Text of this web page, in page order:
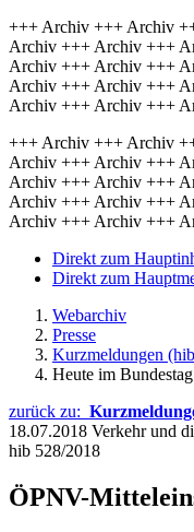
+++ Archiv +++ Archiv
Archiv +++ Archiv +++
Archiv +++ Archiv +++
Archiv +++ Archiv +++
Archiv +++ Archiv +++
+++ Archiv +++ Archiv
Archiv +++ Archiv +++
Archiv +++ Archiv +++
Archiv +++ Archiv +++
Archiv +++ Archiv +++
Direkt zum
Direkt zum
Webarchiv
Presse
Kurzmeldungen
Heute im
zurück zu:
18.07.2018 Verkehr und
hib 528/2018
ÖPNV-